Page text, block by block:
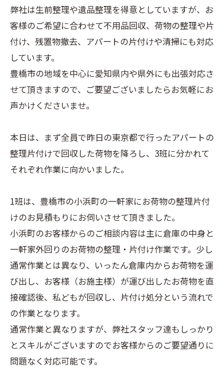
弊社は生前整理や遺品整理を得意としていますが、お
客様のご希望に合わせて不用品回収、荷物の整理や片
付け、残置物撤去、アパートの片付けや清掃にも対応
しています。
豊橋市の地域を中心に愛知県内や県外にも出張対応さ
せて頂きますので、ご要望ございましたらお気軽にお
声かけくださいませ。
本日は、まず全員で昨日の東京都で行ったアパートの
整理片付けで回収した荷物を降ろし、3班に分かれて
それぞれ作業に向かいました。
1班は、豊橋市の小浜町の一軒家にお荷物の整理片付
けのお見積もりにお伺いさせて頂きました。
小浜町のお客様からのご相談内容は主に倉庫の中身と
一軒家外回りのお荷物の整理・片付け作業です。少し
通常作業とは異なり、いったん倉庫内からお荷物を運
び出し、お客様（お施主様）が運び出したお荷物を直
接確認後、私どもが回収し、片付け処分という流れで
の作業となります。
通常作業と異なりますが、弊社スタッフ達もしっかり
とスキルがございますのでお客様からのご要望通りに
問題なく対応可能です。